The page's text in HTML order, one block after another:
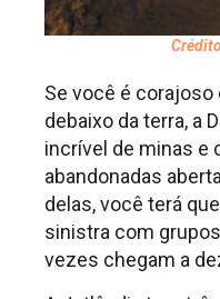
Se você é
debaixo da terra, a
incrível de minas e
abandonadas
delas, você terá
sinistra com
vezes chegam a